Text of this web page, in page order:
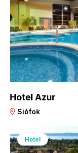
Hotel Azur
Siófok
Hotel